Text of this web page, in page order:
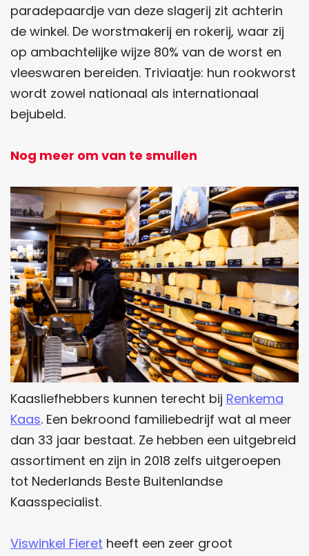
paradepaardje van deze slagerij zit achterin
de winkel. De worstmakerij en rokerij, waar zij
op ambachtelijke wijze 80% van de worst en
vleeswaren bereiden. Triviaatje: hun rookworst
wordt zowel nationaal als internationaal
bejubeld.
Nog meer om van te smullen
Kaasliefhebbers kunnen terecht bij Renkema
Kaas. Een bekroond familiebedrijf wat al meer
dan 33 jaar bestaat. Ze hebben een uitgebreid
assortiment en zijn in 2018 zelfs uitgeroepen
tot Nederlands Beste Buitenlandse
Kaasspecialist.
Viswinkel Fieret heeft een zeer groot